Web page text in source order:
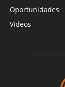
Oportunidades
Videos